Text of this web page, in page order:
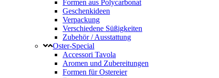
Formen aus Polycarbonat
Geschenkideen
Verpackung
Verschiedene Süßigkeiten
Zubehör / Ausstattung
Oster-Special
Accessori Tavola
Aromen und Zubereitungen
Formen für Ostereier